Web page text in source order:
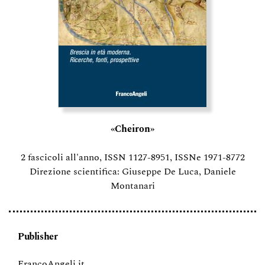
«Cheiron»
2 fascicoli all'anno, ISSN 1127-8951, ISSNe 1971-8772
Direzione scientifica: Giuseppe De Luca, Daniele
Montanari
Publisher